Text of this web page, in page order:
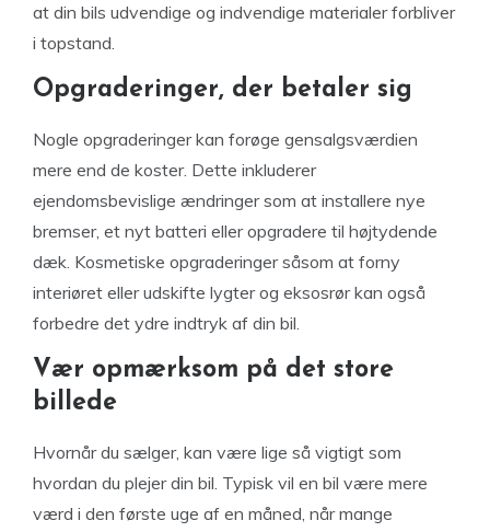
at din bils udvendige og indvendige materialer forbliver
i topstand.
Opgraderinger, der betaler sig
Nogle opgraderinger kan forøge gensalgsværdien
mere end de koster. Dette inkluderer
ejendomsbevislige ændringer som at installere nye
bremser, et nyt batteri eller opgradere til højtydende
dæk. Kosmetiske opgraderinger såsom at forny
interiøret eller udskifte lygter og eksosrør kan også
forbedre det ydre indtryk af din bil.
Vær opmærksom på det store
billede
Hvornår du sælger, kan være lige så vigtigt som
hvordan du plejer din bil. Typisk vil en bil være mere
værd i den første uge af en måned, når mange